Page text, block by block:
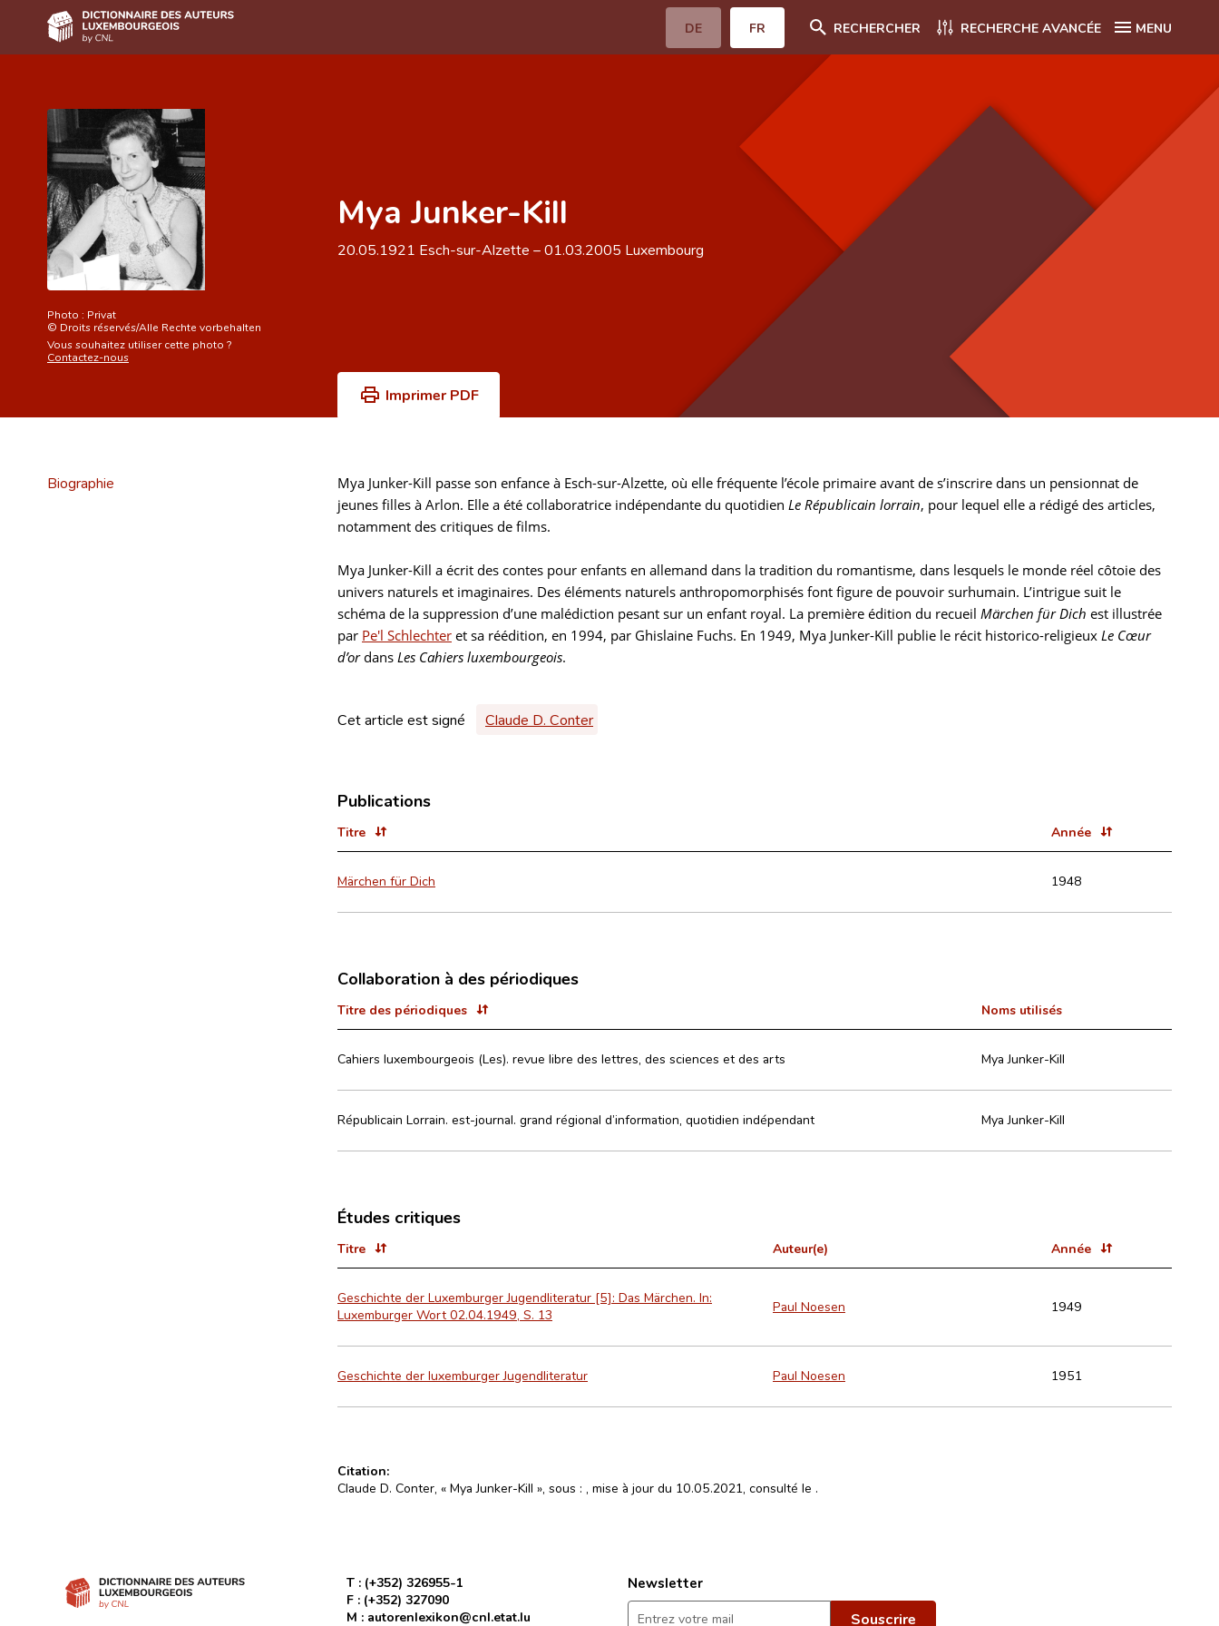
DE FR RECHERCHER RECHERCHE AVANCÉE MENU
Auteur(e)s A-Z
Recherche avancée
Foire aux questions
CNL
Équipe scientifique
Contact
Photo : Privat
© Droits réservés/Alle Rechte vorbehalten
Vous souhaitez utiliser cette photo ?
Contactez-nous
Mya Junker-Kill
20.05.1921 Esch-sur-Alzette –01.03.2005 Luxembourg
Imprimer PDF
Biographie
Mya Junker-Kill passe son enfance à Esch-sur-Alzette, où elle fréquente l’école primaire avant de s’inscrire dans un pensionnat de
jeunes filles à Arlon. Elle a été collaboratrice indépendante du quotidien Le Républicain lorrain, pour lequel elle a rédigé des articles,
notamment des critiques de films.
Mya Junker-Kill a écrit des contes pour enfants en allemand dans la tradition du romantisme, dans lesquels le monde réel côtoie des
univers naturels et imaginaires. Des éléments naturels anthropomorphisés font figure de pouvoir surhumain. L’intrigue suit le
schéma de la suppression d’une malédiction pesant sur un enfant royal. La première édition du recueil Märchen für Dich est illustrée
par Pe'l Schlechter et sa réédition, en 1994, par Ghislaine Fuchs. En 1949, Mya Junker-Kill publie le récit historico-religieux Le Cœur
d’ordans Les Cahiers luxembourgeois.
Cet article est signé Claude D. Conter
Publications
Titre Année
Märchen für Dich 1948
Collaboration à des périodiques
Titre des périodiques Noms utilisés
Cahiers luxembourgeois (Les). revue libre des lettres, des sciences et des arts Mya Junker-Kill
Républicain Lorrain. est-journal. grand régional d’information, quotidien indépendant Mya Junker-Kill
Études critiques
Titre Auteur(e) Année
Geschichte der Luxemburger Jugendliteratur [5]: Das Märchen. In:
Luxemburger Wort 02.04.1949, S. 13
Paul Noesen 1949
Geschichte der luxemburger Jugendliteratur Paul Noesen 1951
Citation:
Claude D. Conter, « Mya Junker-Kill », sous : , mise à jour du 10.05.2021, consulté le .
T : (+352) 326955-1
F : (+352) 327090
M : autorenlexikon@cnl.etat.lu
Newsletter